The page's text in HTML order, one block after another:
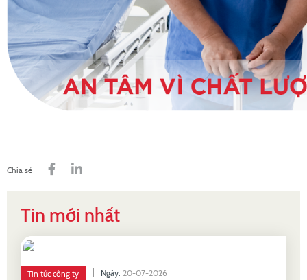
Chia sẻ
Tin mới nhất
Tin tức công ty Ngày: 20-07-2026